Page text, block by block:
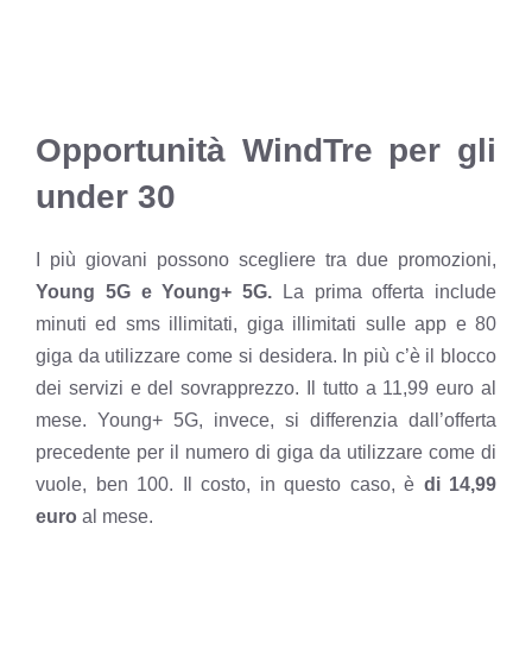
Opportunità WindTre per gli
under 30
I più giovani possono scegliere tra due promozioni,
Young 5G e Young+ 5G. La prima offerta include
minuti ed sms illimitati, giga illimitati sulle app e 80
giga da utilizzare come si desidera. In più c’è il blocco
dei servizi e del sovrapprezzo. Il tutto a 11,99 euro al
mese. Young+ 5G, invece, si differenzia dall’offerta
precedente per il numero di giga da utilizzare come di
vuole, ben 100. Il costo, in questo caso, è di 14,99
euro al mese.